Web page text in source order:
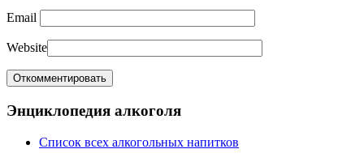
Email
Website
Энциклопедия алкоголя
Список всех алкогольных напитков